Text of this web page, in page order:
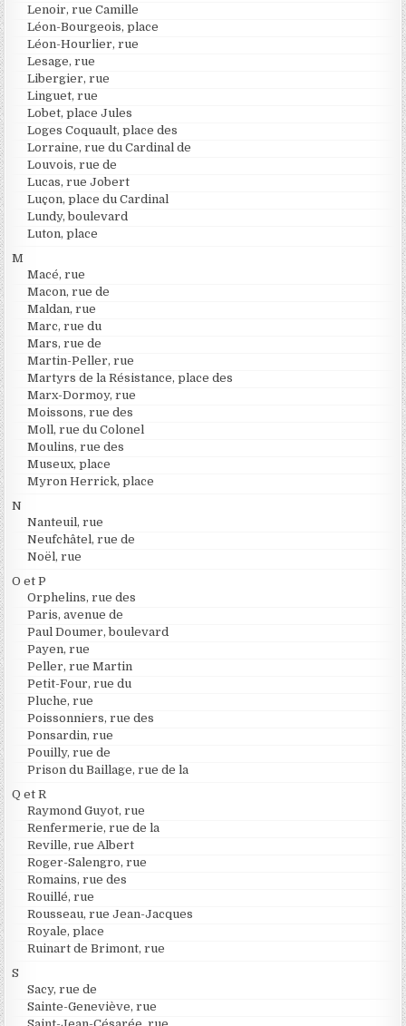
Lenoir, rue Camille
Léon-Bourgeois, place
Léon-Hourlier, rue
Lesage, rue
Libergier, rue
Linguet, rue
Lobet, place Jules
Loges Coquault, place des
Lorraine, rue du Cardinal de
Louvois, rue de
Lucas, rue Jobert
Luçon, place du Cardinal
Lundy, boulevard
Luton, place
M
Macé, rue
Macon, rue de
Maldan, rue
Marc, rue du
Mars, rue de
Martin-Peller, rue
Martyrs de la Résistance, place des
Marx-Dormoy, rue
Moissons, rue des
Moll, rue du Colonel
Moulins, rue des
Museux, place
Myron Herrick, place
N
Nanteuil, rue
Neufchâtel, rue de
Noël, rue
O et P
Orphelins, rue des
Paris, avenue de
Paul Doumer, boulevard
Payen, rue
Peller, rue Martin
Petit-Four, rue du
Pluche, rue
Poissonniers, rue des
Ponsardin, rue
Pouilly, rue de
Prison du Baillage, rue de la
Q et R
Raymond Guyot, rue
Renfermerie, rue de la
Reville, rue Albert
Roger-Salengro, rue
Romains, rue des
Rouillé, rue
Rousseau, rue Jean-Jacques
Royale, place
Ruinart de Brimont, rue
S
Sacy, rue de
Sainte-Geneviève, rue